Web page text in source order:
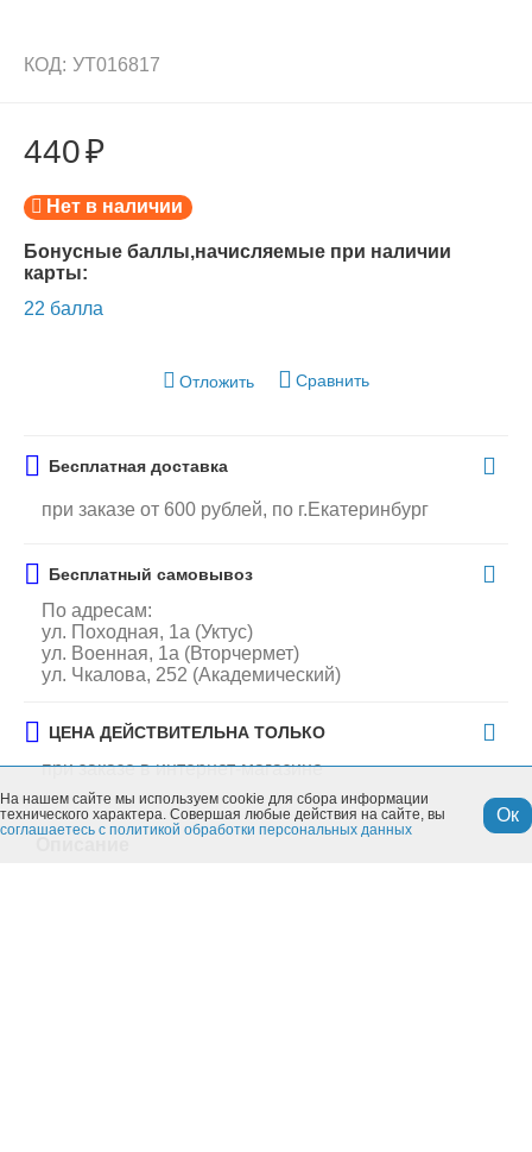
КОД: УТ016817
440₽
Нет в наличии
Бонусные баллы,начисляемые при наличии
карты:
22 балла
Отложить Сравнить
Бесплатная доставка
при заказе от 600 рублей, по г.Екатеринбург
Бесплатный самовывоз
По адресам:
ул. Походная, 1а (Уктус)
ул. Военная, 1а (Вторчермет)
ул. Чкалова, 252 (Академический)
ЦЕНА ДЕЙСТВИТЕЛЬНА ТОЛЬКО
при заказе в интернет-магазине
На нашем сайте мы используем cookie для сбора информации
технического характера. Совершая любые действия на сайте, вы
соглашаетесь с политикой обработки персональных данных
Ок